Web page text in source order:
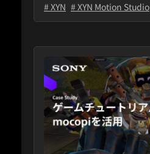
# XYN # XYN Motion Studio